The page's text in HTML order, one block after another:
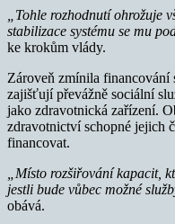
„Tohle rozhodnutí ohrožuje
stabilizace systému se mu
ke krokům vlády.
Zároveň zmínila financování
zajišťují převážně sociální
jako zdravotnická zařízení.
zdravotnictví schopné jejich
financovat.
„Místo rozšiřování kapacit,
jestli bude vůbec možné
obává.